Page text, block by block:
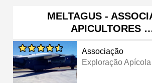
MELTAGUS -
APICULTORES
Associação
Exploração Apícola